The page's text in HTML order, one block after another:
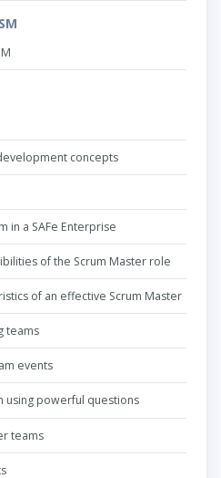
concepts
in a SAFe Enterprise
of the Scrum Master role
of an effective Scrum Master
teams
events
using powerful questions
teams